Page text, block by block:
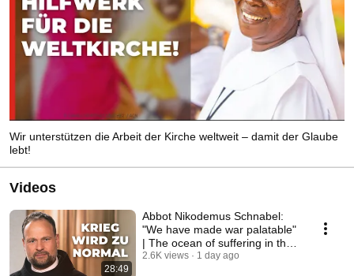
Wir unterstützen die Arbeit der Kirche weltweit – damit der Glaube
lebt!
Videos
28:49
Abbot Nikodemus Schnabel:
"We have made war palatable"
| The ocean of suffering in the
Holy Land
2.6K views 1 day ago